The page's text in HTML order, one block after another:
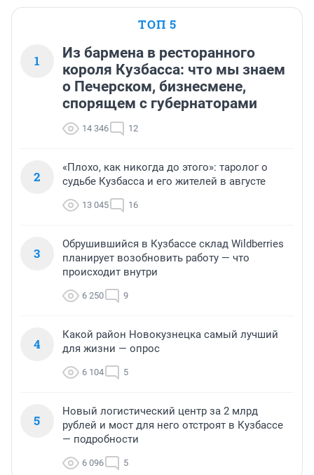
ТОП 5
1
Из бармена в ресторанного
короля Кузбасса: что мы знаем
о Печерском, бизнесмене,
спорящем с губернаторами
14 346 12
2
«Плохо, как никогда до этого»: таролог о
судьбе Кузбасса и его жителей в августе
13 045 16
3
Обрушившийся в Кузбассе склад Wildberries
планирует возобновить работу — что
происходит внутри
6 250 9
4
Какой район Новокузнецка самый лучший
для жизни — опрос
6 104 5
5
Новый логистический центр за 2 млрд
рублей и мост для него отстроят в Кузбассе
— подробности
6 096 5